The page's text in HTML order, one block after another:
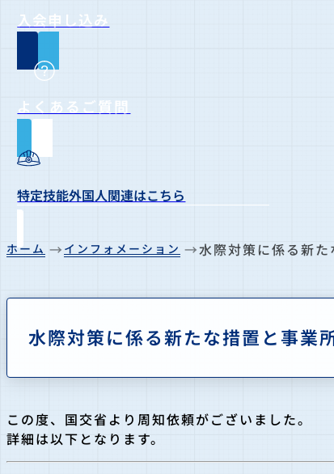
入会申し込み
よくあるご質問
特定技能外国人関連はこちら
ホーム インフォメーション 水際対策に係る新
水際対策に係る新たな措置と事業
この度、国交省より周知依頼がございました。
詳細は以下となります。